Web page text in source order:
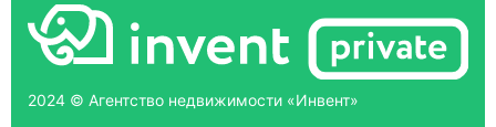
2024 © Агентство недвижимости «Инвент»